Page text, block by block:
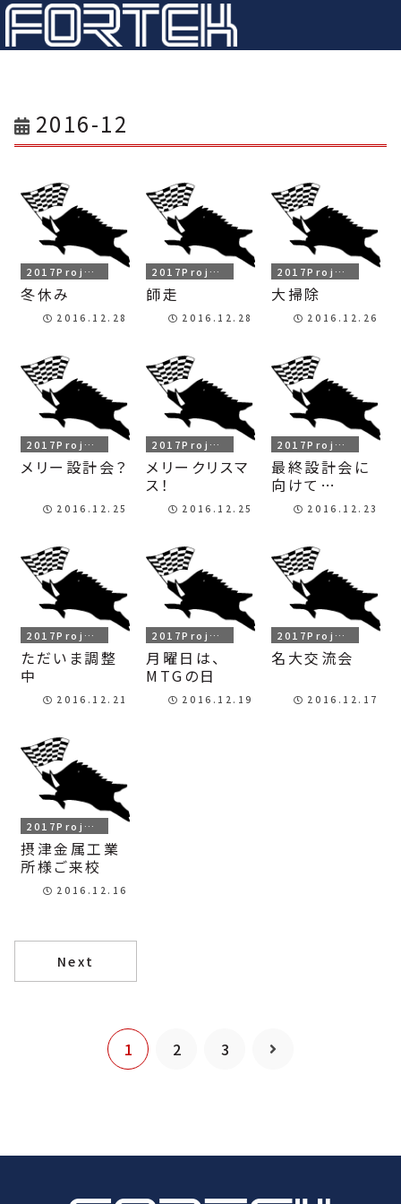
2016-12
2017Project
冬休み
2016.12.28
2017Project
師走
2016.12.28
2017Project
大掃除
2016.12.26
2017Project
メリー設計会？
2016.12.25
2017Project
メリークリスマ
ス！
2016.12.25
2017Project
最終設計会に
向けて…
2016.12.23
2017Project
ただいま調整
中
2016.12.21
2017Project
月曜日は、
MTGの日
2016.12.19
2017Project
名大交流会
2016.12.17
2017Project
摂津金属工業
所様ご来校
2016.12.16
Next
1 2 3
次